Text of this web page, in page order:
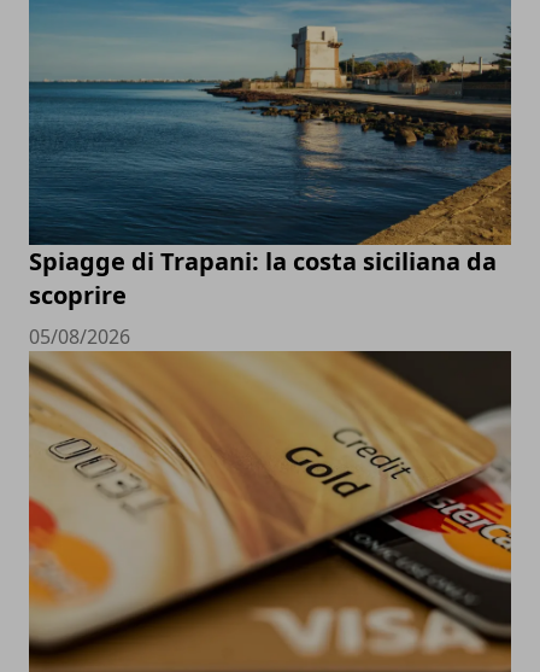
Spiagge di Trapani: la costa siciliana da
scoprire
05/08/2026